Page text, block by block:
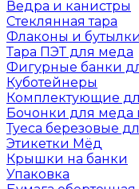
Ведра и канистры
Стеклянная тара
Флаконы и
Тара ПЭТ для меда
Фигурные банки
Куботейнеры
Комплектующие
Бочонки для меда
Туеса березовые
Этикетки Мёд
Крышки на банки
Упаковка